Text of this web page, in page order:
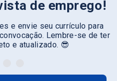
de emprego!
e envie seu currículo para
Lembre-se de ter
e atualizado. 😎